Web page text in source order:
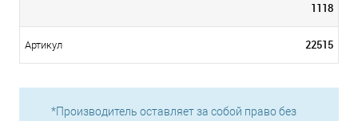
1118
Артикул 22515
*Производитель оставляет за собой право без